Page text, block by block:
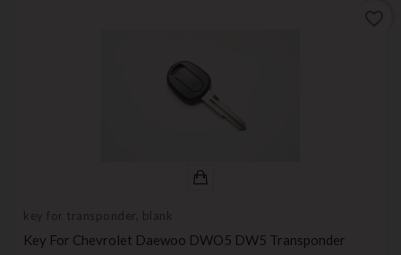
key for transponder, blank
Key For Chevrolet Daewoo DWO5 DW5 Transponder